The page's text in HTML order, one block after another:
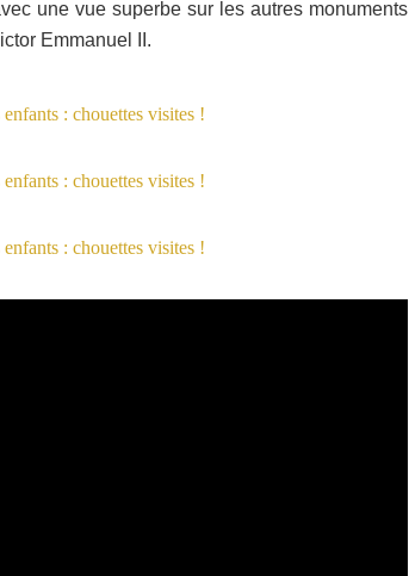
une vue superbe sur les autres monuments
Emmanuel II.